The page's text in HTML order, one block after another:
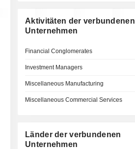
Aktivitäten der verbundenen
Unternehmen
Financial Conglomerates
Investment Managers
Miscellaneous Manufacturing
Miscellaneous Commercial Services
Länder der verbundenen
Unternehmen